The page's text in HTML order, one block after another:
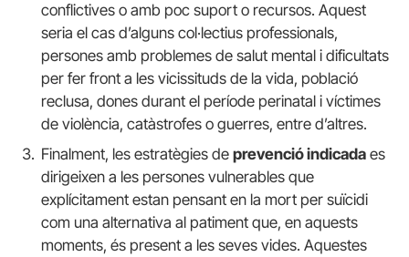
conflictives o amb poc suport o recursos. Aquest
seria el cas d’alguns col·lectius professionals,
persones amb problemes de salut mental i dificultats
per fer front a les vicissituds de la vida, població
reclusa, dones durant el període perinatal i víctimes
de violència, catàstrofes o guerres, entre d’altres.
Finalment, les estratègies de prevenció indicada es
dirigeixen a les persones vulnerables que
explícitament estan pensant en la mort per suïcidi
com una alternativa al patiment que, en aquests
moments, és present a les seves vides. Aquestes